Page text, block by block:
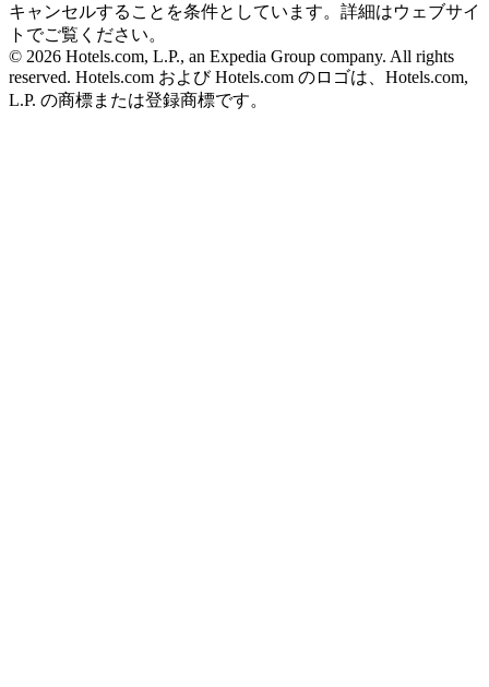
キャンセルすることを条件としています。詳細はウェブサイ
トでご覧ください。
© 2026 Hotels.com, L.P., an Expedia Group company. All rights
reserved. Hotels.com および Hotels.com のロゴは、Hotels.com,
L.P. の商標または登録商標です。